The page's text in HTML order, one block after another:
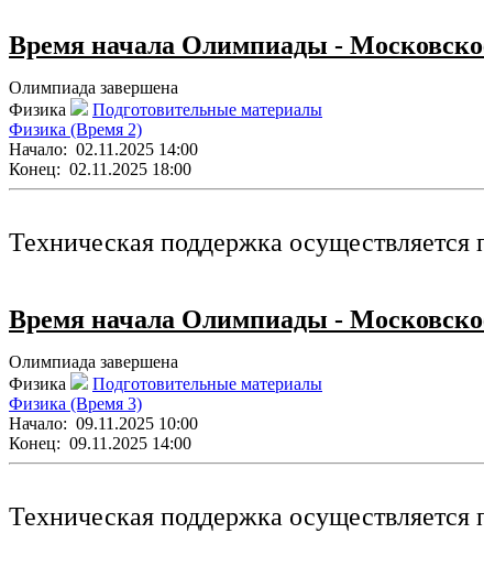
Время начала Олимпиады -
Олимпиада завершена
Физика
Подготовительные материалы
Физика (Время 2)
Начало: 02.11.2025 14:00
Конец: 02.11.2025 18:00
Техническая поддержка осуществляется
Время начала Олимпиады -
Олимпиада завершена
Физика
Подготовительные материалы
Физика (Время 3)
Начало: 09.11.2025 10:00
Конец: 09.11.2025 14:00
Техническая поддержка осуществляется